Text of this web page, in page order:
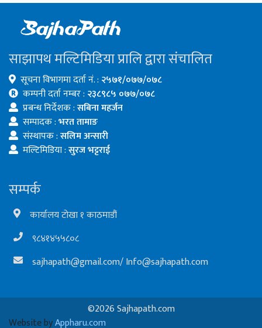
साझापथ मल्टिमिडिया प्रालि द्वारा संचालित
सूचना विभागमा दर्ता नं. : २५७१/०७७/०७८
कम्पनी दर्ता नम्बर : २३८९८५ ०७७/०७८
प्रबन्ध निर्देशक :सबिना महर्जन
सम्पादक :भरत तामाङ
संस्थापक :सलिम अन्सारी
मल्टिमिडिया :सुरज भट्टराई
सम्पर्क
कार्यालय टोखा १ काठमाडौं
९८४१४५५८०८
sajhapath@gmail.com/Info@sajhapath.com
©2026 Sajhapath.com
Website byAppharu.com